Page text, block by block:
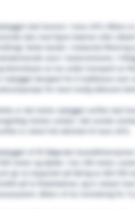
Nybygget skal leveres i mars 2013. Båten
stråling). Dette består i mekanisk
utstrømmende vann i lasterommene. I
er nybygget designet for å trykklosse over
Dette er det tolvte nybygget verftet skal
langsiktig charter-avtale i det norske
Nybygget vil få følgende
17,00 meter og dybde i riss 7,90 meter.
fordelt på to fiskebrønner, og er utstyrt